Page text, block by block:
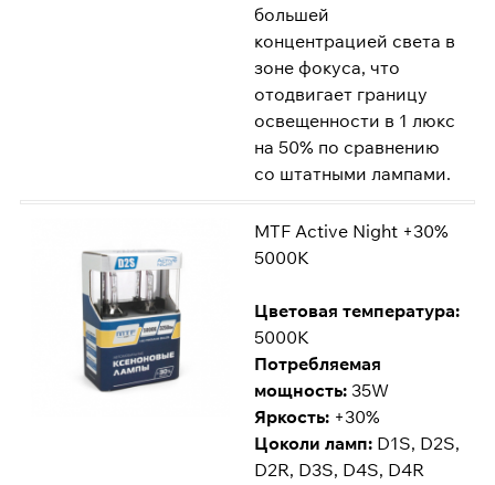
большей
концентрацией света в
зоне фокуса, что
отодвигает границу
освещенности в 1 люкс
на 50% по сравнению
со штатными лампами.
MTF Active Night +30%
5000K
Цветовая температура:
5000K
Потребляемая
мощность: 35W
Яркость: +30%
Цоколи ламп: D1S, D2S,
D2R, D3S, D4S, D4R